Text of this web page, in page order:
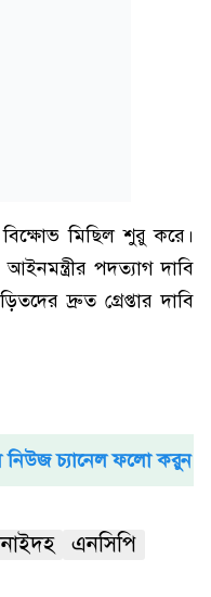
মি‌ছিল শুরু ক‌রে।
আইনমন্ত্রীর পদত্যাগ দাবি
দ্রুত গ্রেপ্তার দাবি
চ্যানেল ফলো করুন
এনসিপি